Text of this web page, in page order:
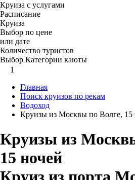
Круиза с услугами
Расписание
Круиза
Выбор по цене
или дате
Количество туристов
Выбор Категории каюты
1
Главная
Поиск круизов по рекам
Водоход
Круизы из Москвы по Волге, 15
Круизы из
15 ночей